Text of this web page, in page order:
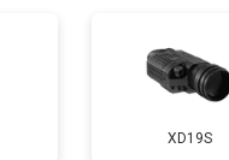
XD19S